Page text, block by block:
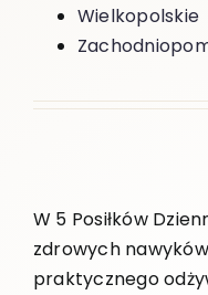
Wielkopolskie
W 5 Posiłków
zdrowych
praktycznego